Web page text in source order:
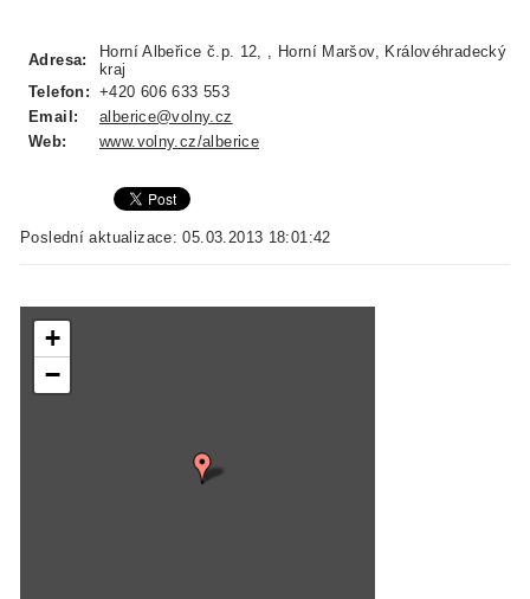
Adresa:
Horní Albeřice č.p. 12, , Horní Maršov, Královéhradecký
kraj
Telefon: +420 606 633 553
Email:
alberice@volny.cz
Web:
www.volny.cz/alberice
Poslední aktualizace: 05.03.2013 18:01:42
+
−